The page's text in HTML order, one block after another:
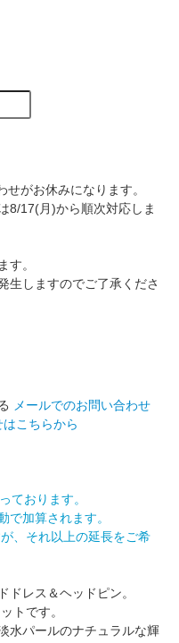
がお休みになります。
8/17(月)から順次対応しま
す。
生しますのでご了承くださ
メールでのお問い合わせ
こちらから
ております。
で加算されます。
、それ以上の延長をご希
ドレス＆ヘッドピン。
トです。
水パールのナチュラルな輝